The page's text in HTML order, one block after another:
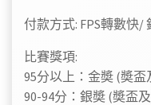
付款方式: FPS轉數快/
比賽獎項:
95分以上：金奬 (奬盃
90-94分：銀奬 (奬盃